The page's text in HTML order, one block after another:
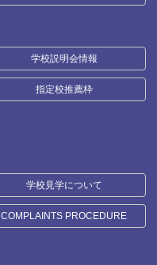
学校説明会情報
指定校推薦枠
学校見学について
COMPLAINTS PROCEDURE